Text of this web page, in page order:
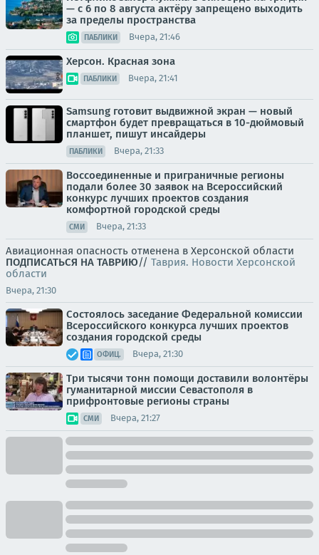
— с 6 по 8 августа актёру запрещено выходить
за пределы пространства
ПАБЛИКИ Вчера, 21:46
Херсон. Красная зона
ПАБЛИКИ Вчера, 21:41
Samsung готовит выдвижной экран — новый
смартфон будет превращаться в 10-дюймовый
планшет, пишут инсайдеры
ПАБЛИКИ Вчера, 21:33
Воссоединенные и приграничные регионы
подали более 30 заявок на Всероссийский
конкурс лучших проектов создания
комфортной городской среды
СМИ Вчера, 21:33
Авиационная опасность отменена в Херсонской области
ПОДПИСАТЬСЯ НА ТАВРИЮ// Таврия. Новости Херсонской
области
Вчера, 21:30
Состоялось заседание Федеральной комиссии
Всероссийского конкурса лучших проектов
создания городской среды
ОФИЦ. Вчера, 21:30
Три тысячи тонн помощи доставили волонтёры
гуманитарной миссии Севастополя в
прифронтовые регионы страны
СМИ Вчера, 21:27